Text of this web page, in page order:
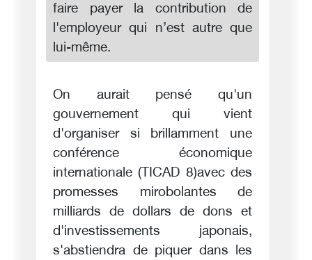
faire payer la contribution de
l'employeur qui n’est autre que
lui-même.
On aurait pensé qu'un
gouvernement qui vient
d'organiser si brillamment une
conférence économique
internationale (TICAD 8)avec des
promesses mirobolantes de
milliards de dollars de dons et
d'investissements japonais,
s'abstiendra de piquer dans les